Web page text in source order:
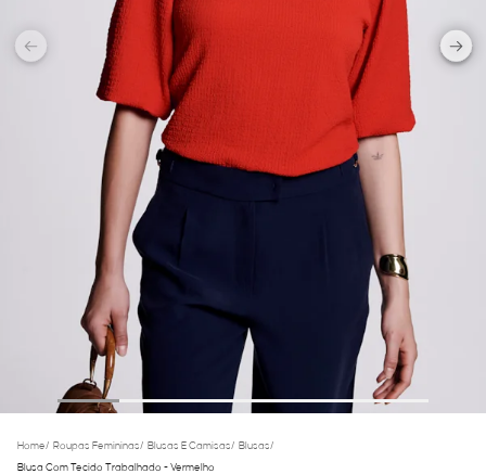
Home/ Roupas Femininas/ Blusas E Camisas/ Blusas/
Blusa Com Tecido Trabalhado - Vermelho